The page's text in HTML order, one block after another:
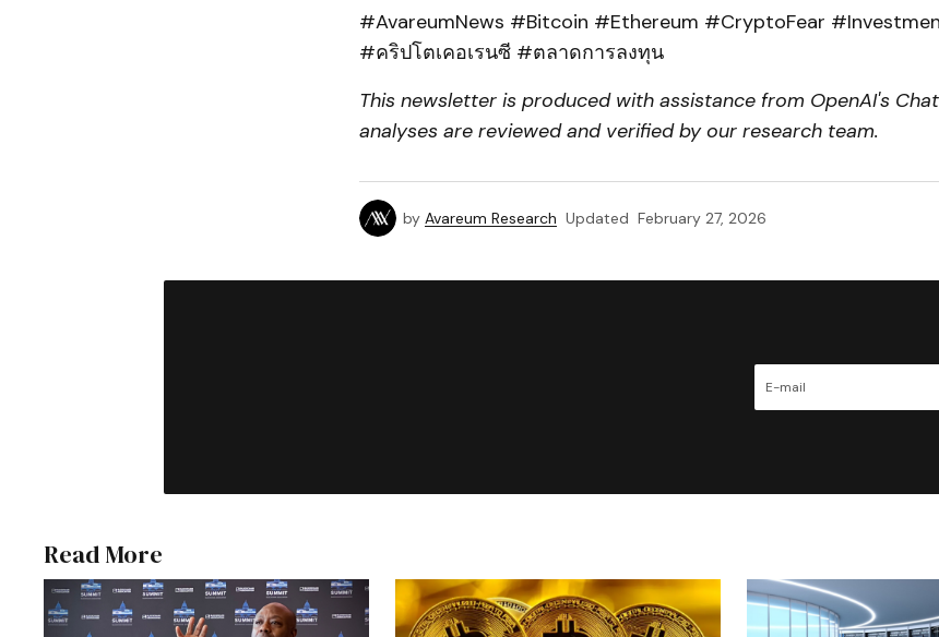
#AvareumNews #Bitcoin #Ethereum #CryptoFear
#คริปโตเคอเรนซี #ตลาดการลงทุน
This newsletter is produced with assistance from OpenAI's
analyses are reviewed and verified by our research team.
by Avareum Research Updated February 27, 2026
Read More